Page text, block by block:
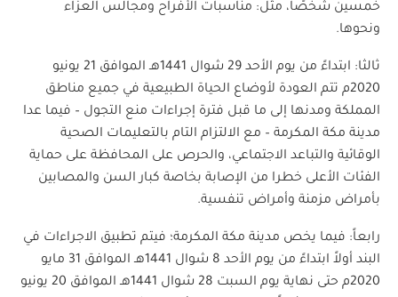
خمسين شخصًا، مثل: مناسبات الأفراح ومجالس العزاء
ونحوها.
ثالثا: ابتداءً من يوم الأحد 29 شوال 1441هـ الموافق 21 يونيو
2020م تتم العودة لأوضاع الحياة الطبيعية في جميع مناطق
المملكة ومدنها إلى ما قبل فترة إجراءات منع التجول – فيما عدا
مدينة مكة المكرمة – مع الالتزام التام بالتعليمات الصحية
الوقائية والتباعد الاجتماعي، والحرص على المحافظة على حماية
الفئات الأعلى خطرا من الإصابة بخاصة كبار السن والمصابين
بأمراض مزمنة وأمراض تنفسية.
رابعاً: فيما يخص مدينة مكة المكرمة؛ فيتم تطبيق الاجراءات في
البند أولاً ابتداءً من يوم الأحد 8 شوال 1441هـ الموافق 31 مايو
2020م حتى نهاية يوم السبت 28 شوال 1441هـ الموافق 20 يونيو